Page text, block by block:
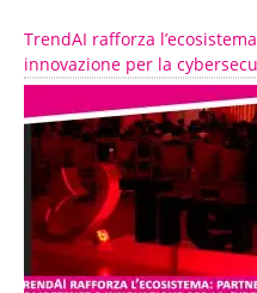
TrendAI rafforza
innovazione per la